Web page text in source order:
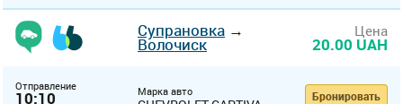
Супрановка →
Волочиск
Цена
20.00 UAH
Отправление
10:10 Марка авто Бронировать